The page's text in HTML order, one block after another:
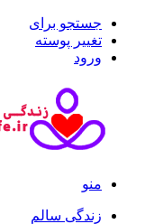
جستجو برای
تغییر پوسته
ورود
منو
زندگی سالم